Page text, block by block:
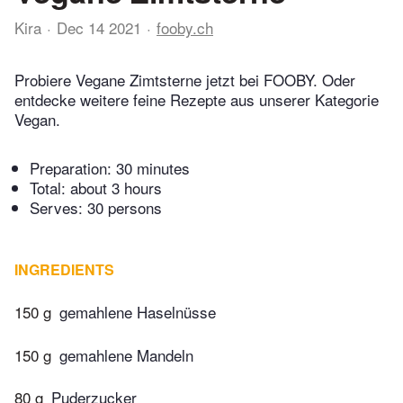
Kira Dec 14 2021 fooby.ch
Probiere Vegane Zimtsterne jetzt bei FOOBY. Oder
entdecke weitere feine Rezepte aus unserer Kategorie
Vegan.
Preparation: 30 minutes
Total: about 3 hours
Serves: 30 persons
INGREDIENTS
150 g gemahlene Haselnüsse
150 g gemahlene Mandeln
80 g Puderzucker